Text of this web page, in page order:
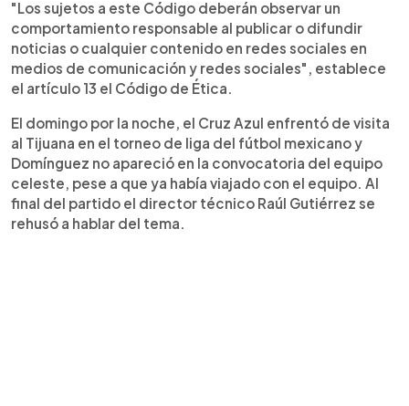
"Los sujetos a este Código deberán observar un
comportamiento responsable al publicar o difundir
noticias o cualquier contenido en redes sociales en
medios de comunicación y redes sociales", establece
el artículo 13 el Código de Ética.
El domingo por la noche, el Cruz Azul enfrentó de visita
al Tijuana en el torneo de liga del fútbol mexicano y
Domínguez no apareció en la convocatoria del equipo
celeste, pese a que ya había viajado con el equipo. Al
final del partido el director técnico Raúl Gutiérrez se
rehusó a hablar del tema.